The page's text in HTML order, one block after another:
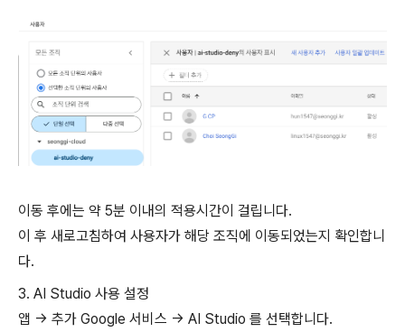
이동 후에는 약 5분 이내의 적용시간이 걸립니다.
이 후 새로고침하여 사용자가 해당 조직에 이동되었는지 확인합니
다.
3. AI Studio 사용 설정
앱 → 추가 Google 서비스 → AI Studio 를 선택합니다.